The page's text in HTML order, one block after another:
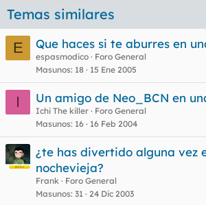
Temas similares
E
Que haces si te aburres en
espasmodico
Foro General
Masunos 18 15 Ene 2005
I Un amigo de Neo_BCN en
Ichi The killer
Foro General
Masunos 16 16 Feb 2004
¿te has divertido alguna vez
nochevieja?
Frank
Foro General
Masunos 31 24 Dic 2003